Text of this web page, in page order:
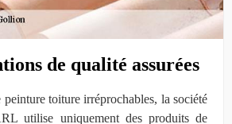
de qualité assurées
toiture irréprochables, la société
utilise uniquement des produits de